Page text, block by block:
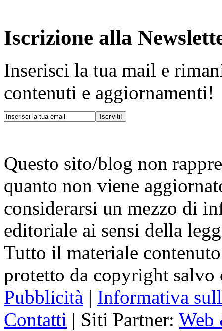
Iscrizione alla
Inserisci la tua mail e
contenuti e aggiornamenti!
Questo sito/blog non
quanto non viene
considerarsi un mezzo di
editoriale ai sensi della
Tutto il materiale
protetto da copyright salvo
Pubblicità | Informativa
Contatti | Siti Partner: Web